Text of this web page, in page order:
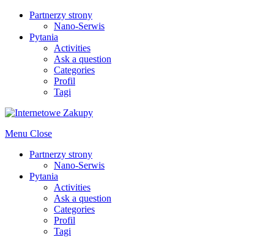
Partnerzy strony
Nano-Serwis
Pytania
Activities
Ask a question
Categories
Profil
Tagi
Menu Close
Partnerzy strony
Nano-Serwis
Pytania
Activities
Ask a question
Categories
Profil
Tagi